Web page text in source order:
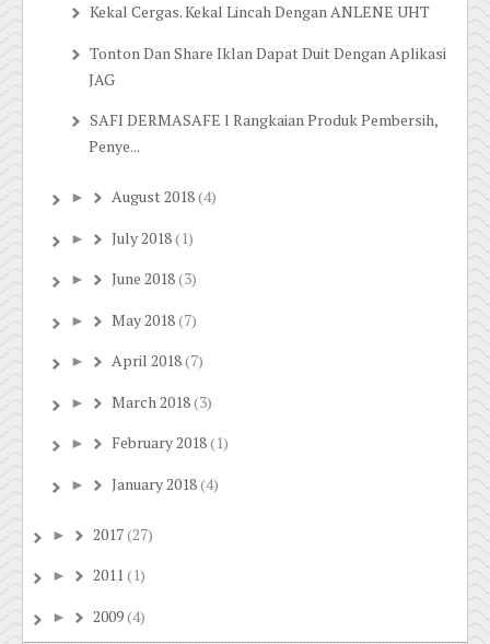
Kekal Cergas. Kekal Lincah Dengan ANLENE UHT
Tonton Dan Share Iklan Dapat Duit Dengan Aplikasi
JAG
SAFI DERMASAFE l Rangkaian Produk Pembersih,
Penye...
► August 2018(4)
► July 2018(1)
► June 2018(3)
► May 2018(7)
► April 2018(7)
► March 2018(3)
► February 2018(1)
► January 2018(4)
► 2017(27)
► 2011(1)
► 2009(4)